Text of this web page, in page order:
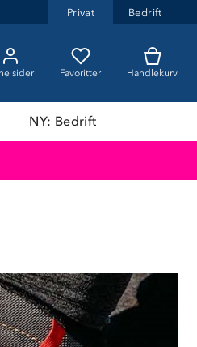
Privat Bedrift
sider Favoritter Handlekurv
NY: Bedrift